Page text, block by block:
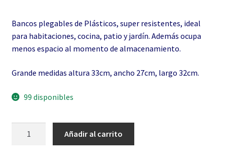
Bancos plegables de Plásticos, super resistentes, ideal
para habitaciones, cocina, patio y jardín. Además ocupa
menos espacio al momento de almacenamiento.
Grande medidas altura 33cm, ancho 27cm, largo 32cm.
99 disponibles
Añadir al carrito